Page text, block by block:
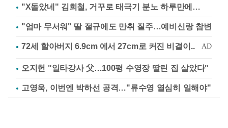
"X돌았네" 김희철, 거꾸로 태극기 분노 하루만에…
"엄마 무서워" 딸 절규에도 만취 질주…예비신랑 참변
오지헌 "일타강사 父…100평 수영장 딸린 집 살았다"
고영욱, 이번엔 박하선 공격…"류수영 열심히 일해야"